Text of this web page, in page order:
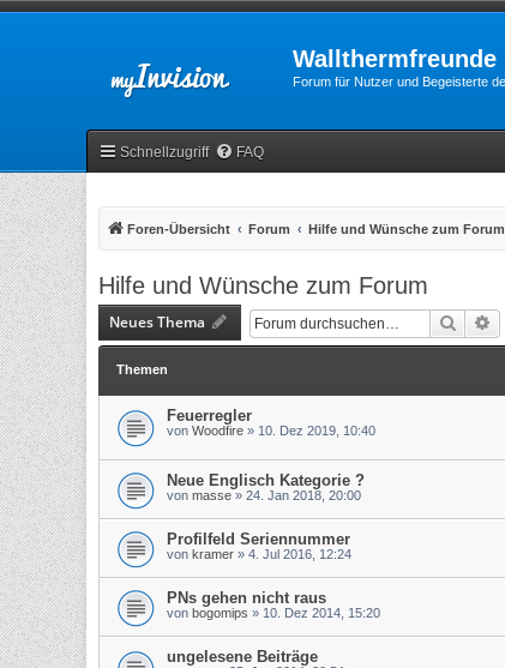
Wallthermfreunde
Forum für Nutzer und Begeisterte
Schnellzugriff FAQ
Foren-Übersicht Forum Hilfe und Wünsche zum Forum
Hilfe und Wünsche zum Forum
Neues Thema Suche
Themen
Feuerregler
von Woodfire » 10. Dez 2019, 10:40
Neue Englisch Kategorie ?
von masse » 24. Jan 2018, 20:00
Profilfeld Seriennummer
von kramer » 4. Jul 2016, 12:24
PNs gehen nicht raus
von bogomips » 10. Dez 2014, 15:20
ungelesene Beiträge